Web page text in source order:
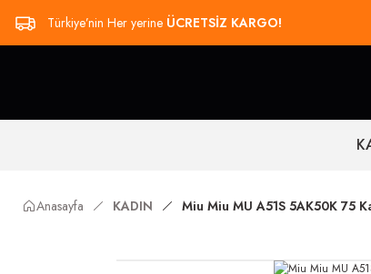
Türkiye’nin Her yerine ÜCRETSİZ KARGO!
Anasayfa KADIN Miu Miu MU A51S 5AK50K 75